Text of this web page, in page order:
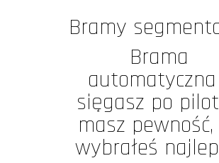
Bramy
Brama
sięgasz po
masz pewność,
wybrałeś